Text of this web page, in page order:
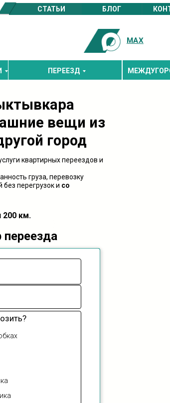
ПЕРЕЕЗД
MAX
СТАТЬИ БЛОГ
вещи из
город
квартирных переездов и
груза, перевозку
перегрузок и со
переезда
200 км.